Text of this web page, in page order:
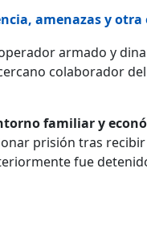
amenazas y
armado y
colaborador
familiar y
prisión tras
fue